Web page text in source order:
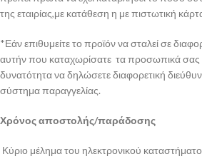
της εταιρίας,με κατάθεση η με πιστωτική
*Εάν επιθυμείτε το προϊόν να σταλεί σε
αυτήν που καταχωρίσατε τα προσωπικά σας
δυνατότητα να δηλώσετε διαφορετική
σύστημα παραγγελίας.
Χρόνος αποστολής/παράδοσης
Κύριο μέλημα του ηλεκτρονικού